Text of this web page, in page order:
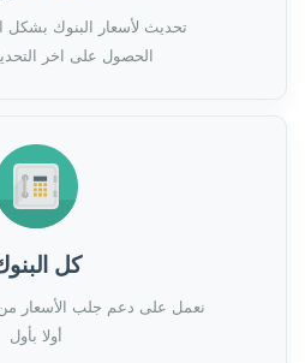
تحديث لأسعار البنوك
الحصول على اخر
كل
نعمل على دعم جلب الأسعار
أولا بأول